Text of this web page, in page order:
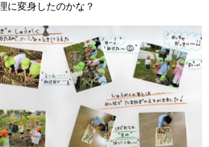
に変身したのかな？